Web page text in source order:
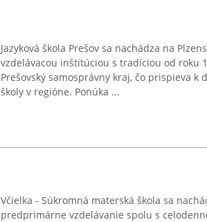
Jazyková škola Prešov sa nachádza na
vzdelávacou inštitúciou s tradíciou od roku
Prešovský samosprávny kraj, čo prispieva
školy v regióne. Ponúka ...
Včielka - Súkromná materská škola sa
predprimárne vzdelávanie spolu s